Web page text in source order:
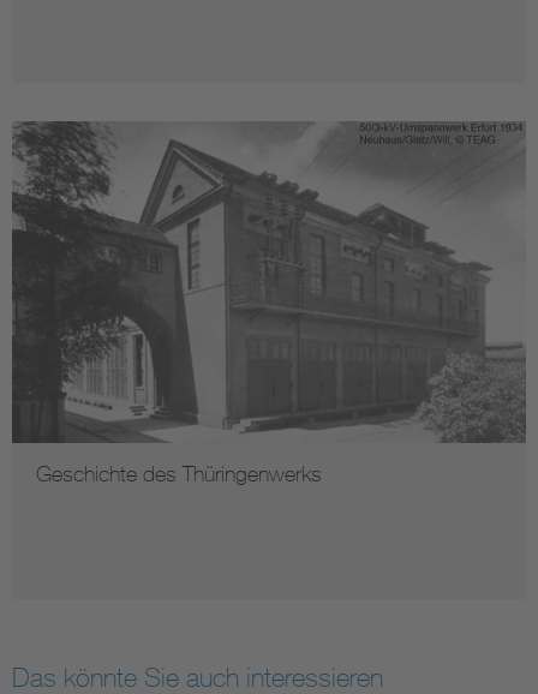
Geschichte des Thüringenwerks
Das könnte Sie auch interessieren